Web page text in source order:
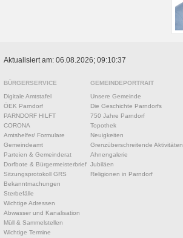
Aktualisiert am: 06.08.2026; 09:10:37
BÜRGERSERVICE
Digitale Amtstafel
ÖEK Parndorf
PARNDORF HILFT
CORONA
Amtshelfer/ Formulare
Gemeindeamt
Parteien & Gemeinderat
Dorfbote & Bürgermeisterbrief
Sitzungsprotokoll GRS
Bekanntmachungen
Sterbefälle
Wichtige Adressen
Abwasser und Kanalisation
Müll & Sammelstellen
Wichtige Termine
GEMEINDEPORTRAIT
Unsere Gemeinde
Die Geschichte Parndorfs
750 Jahre Parndorf
Topothek
Neuigkeiten
Grenzüberschreitende Aktivitäten
Ahnengalerie
Jubiläen
Religionen in Parndorf